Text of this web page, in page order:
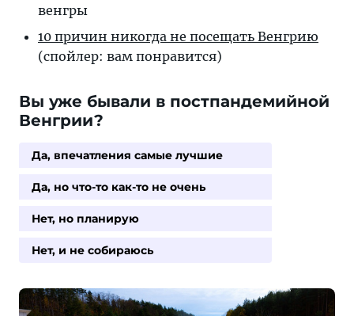
венгры
10 причин никогда не посещать Венгрию
(спойлер: вам понравится)
Вы уже бывали в постпандемийной
Венгрии?
Да, впечатления самые лучшие
Да, но что-то как-то не очень
Нет, но планирую
Нет, и не собираюсь